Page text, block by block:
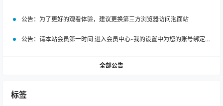
公告： 为了更好的观看体验，建议更换第三方浏览器访问泡面站
公告： 请本站会员第一时间 进入会员中心-我的设置中为您的账号绑定邮箱!
全部公告
标签